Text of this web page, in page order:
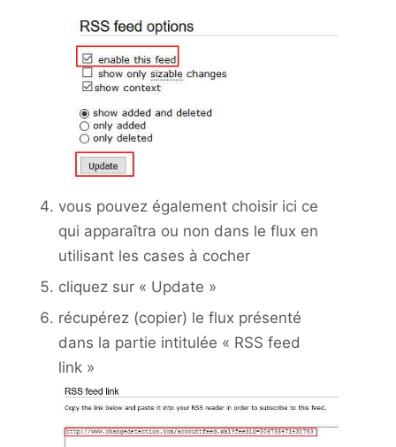
vous pouvez également choisir ici ce
qui apparaîtra ou non dans le flux en
utilisant les cases à cocher
cliquez sur « Update »
récupérez (copier) le flux présenté
dans la partie intitulée « RSS feed
link »